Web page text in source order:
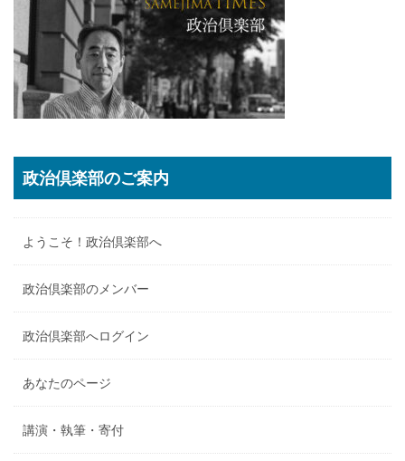
政治倶楽部のご案内
ようこそ！政治倶楽部へ
政治倶楽部のメンバー
政治倶楽部へログイン
あなたのページ
講演・執筆・寄付